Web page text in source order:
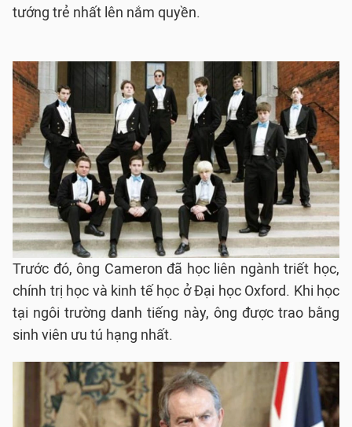
tướng trẻ nhất lên nắm quyền.
Trước đó, ông Cameron đã học liên ngành triết học,
chính trị học và kinh tế học ở Đại học Oxford. Khi học
tại ngôi trường danh tiếng này, ông được trao bằng
sinh viên ưu tú hạng nhất.